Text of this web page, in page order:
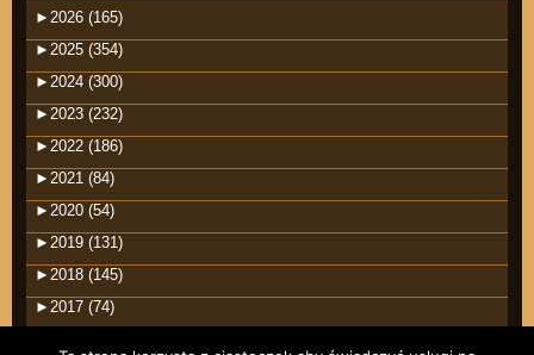
► 2026 (165)
► 2025 (354)
► 2024 (300)
► 2023 (232)
► 2022 (186)
► 2021 (84)
► 2020 (54)
► 2019 (131)
► 2018 (145)
► 2017 (74)